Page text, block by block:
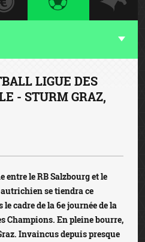
LIGUE DES
- STURM GRAZ,
le RB Salzbourg et le
se tiendra ce
le cadre de la 6e journée de la
Champions. En pleine bourre,
Invaincus depuis presque